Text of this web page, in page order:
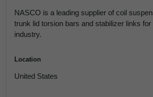
NASCO is a leading supplier of coil
trunk lid torsion bars and stabilizer links
industry.
Location
United States